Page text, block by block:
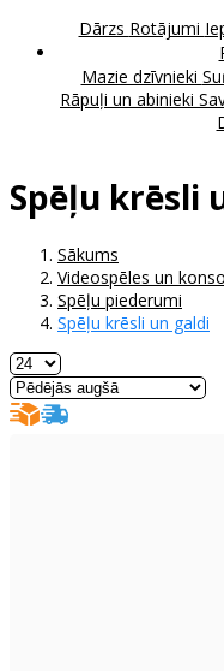
Dārzs Rotājumi
Mazie dzīvnieki
Rāpuļi un abinieki
Spēļu krēsli
Sākums
Videospēles un
Spēļu piederumi
Spēļu krēsli un galdi